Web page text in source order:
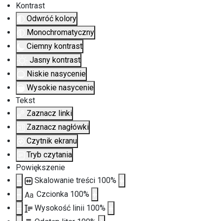
Kontrast
Odwróć kolory
Monochromatyczny
Ciemny kontrast
Jasny kontrast
Niskie nasycenie
Wysokie nasycenie
Tekst
Zaznacz linki
Zaznacz nagłówki
Czytnik ekranu
Tryb czytania
Powiększenie
Skalowanie treści 100%
Aa Czcionka 100%
Wysokość linii 100%